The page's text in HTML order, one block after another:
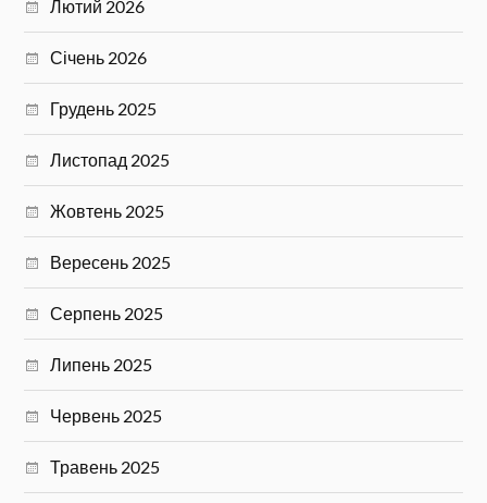
Лютий 2026
Січень 2026
Грудень 2025
Листопад 2025
Жовтень 2025
Вересень 2025
Серпень 2025
Липень 2025
Червень 2025
Травень 2025